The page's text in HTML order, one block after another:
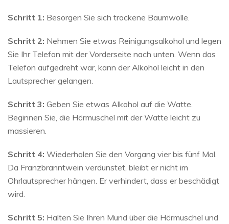
Schritt 1: Besorgen Sie sich trockene Baumwolle.
Schritt 2: Nehmen Sie etwas Reinigungsalkohol und legen
Sie Ihr Telefon mit der Vorderseite nach unten. Wenn das
Telefon aufgedreht war, kann der Alkohol leicht in den
Lautsprecher gelangen.
Schritt 3: Geben Sie etwas Alkohol auf die Watte.
Beginnen Sie, die Hörmuschel mit der Watte leicht zu
massieren.
Schritt 4: Wiederholen Sie den Vorgang vier bis fünf Mal.
Da Franzbranntwein verdunstet, bleibt er nicht im
Ohrlautsprecher hängen. Er verhindert, dass er beschädigt
wird.
Schritt 5: Halten Sie Ihren Mund über die Hörmuschel und